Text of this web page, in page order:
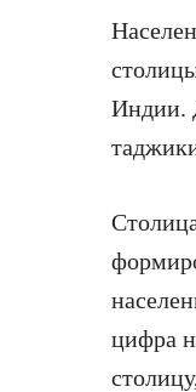
Индии.
цифра